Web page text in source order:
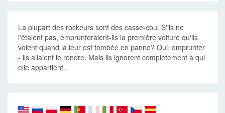
La plupart des rockeurs sont des casse-cou. S'ils ne
l'étaient pas, emprunteraient-ils la première voiture qu'ils
voient quand la leur est tombée en panne? Oui, emprunter
- ils allaient le rendre. Mais ils ignorent complètement à qui
elle appartient…